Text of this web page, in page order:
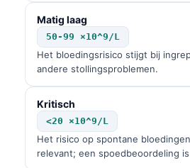
Matig laag
50-99 ×10^9/L
Het bloedingsrisico stijgt bij
andere stollingsproblemen.
Kritisch
<20 ×10^9/L
Het risico op spontane
relevant; een spoedbeoordeling
Tagalog
ไทย
ဗမာစာ
Kiswahili
አማርኛ